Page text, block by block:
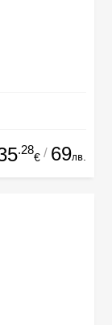
.28
€ / 69лв.